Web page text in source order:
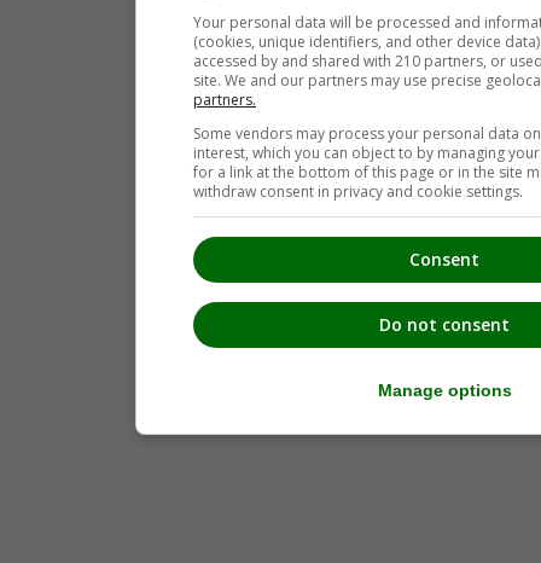
Your personal data will be processed and
(cookies, unique identifiers, and other device
accessed by and shared with 210 partners, or
site. We and our partners may use precise
partners.
Some vendors may process your personal data
interest, which you can object to by managing
for a link at the bottom of this page or in the site
withdraw consent in privacy and cookie settings.
Consent
Do not consent
Manage options